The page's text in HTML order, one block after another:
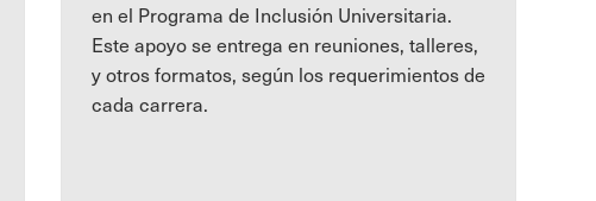
en el Programa de Inclusión Universitaria.
Este apoyo se entrega en reuniones, talleres,
y otros formatos, según los requerimientos de
cada carrera.